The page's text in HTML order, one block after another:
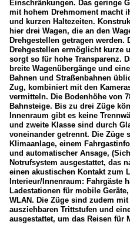
Einschränkungen. Das geringe
mit hohem Drehmoment macht
und kurzen Haltezeiten.
hier drei Wagen, die an den
Drehgestellen getragen werden.
Drehgestellen ermöglicht kurze
sorgt so für hohe Transparenz.
breite Wagenübergänge und
Bahnen und Straßenbahnen
Zug, kombiniert mit den
vermitteln. Die Bodenhöhe von
Bahnsteige. Bis zu drei Züge
Innenraum gibt es keine
und zweite Klasse sind durch
voneinander getrennt. Die Züge
Klimaanlage, einem
und automatischer Ansage,
Notrufsystem ausgestattet, das
einen akustischen Kontakt zum
Interieur/Innenraum: Fahrgäste
Ladestationen für mobile
WLAN. Die Züge sind zudem
ausziehbaren Trittstufen und
ausgestattet, um das Reisen für